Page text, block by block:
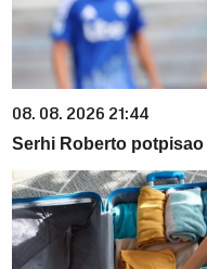
08. 08. 2026 21:44
Serhi Roberto